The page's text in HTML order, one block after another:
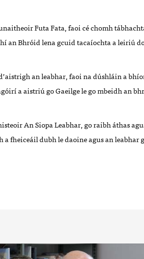
Futa Fata, faoi céchomh tá
hían Bhróid lena gcuid tacaíochtaa leiriú
’aistrigh an leabhar, faoi na dúshláin a bhí
a aistriúgo Gaeilge le go mbeidh an
An Siopa Leabhar, go raibh áthas
a fheiceáil dubh le daoine agus anleabhar